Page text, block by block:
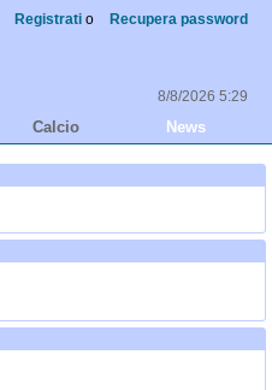
Registrati o Recupera password
8/8/2026 5:29
Calcio News